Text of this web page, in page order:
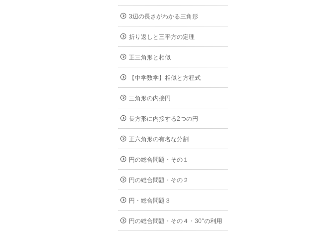
3辺の長さがわかる三角形
折り返しと三平方の定理
正三角形と相似
【中学数学】相似と方程式
三角形の内接円
長方形に内接する2つの円
正六角形の有名な分割
円の総合問題・その１
円の総合問題・その２
円・総合問題３
円の総合問題・その４・30°の利用